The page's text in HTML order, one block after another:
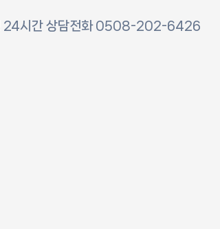
24시간 상담전화 0508-202-6426